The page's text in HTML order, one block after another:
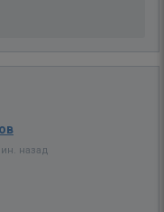
назад